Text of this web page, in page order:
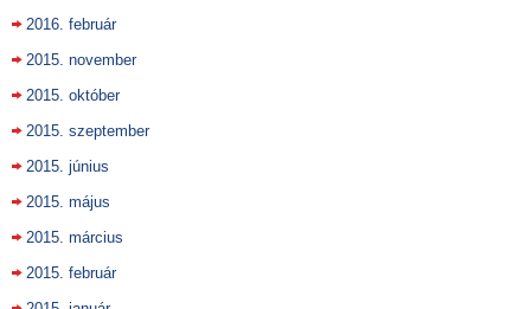
2016. február
2015. november
2015. október
2015. szeptember
2015. június
2015. május
2015. március
2015. február